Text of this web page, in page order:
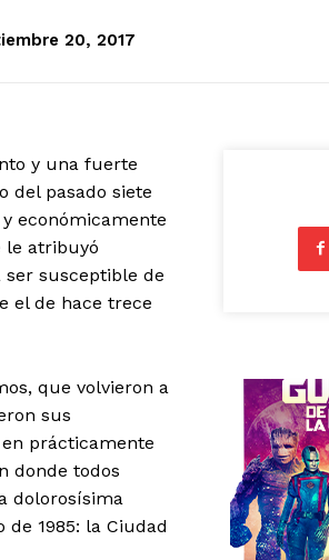
20, 2017
y una fuerte
del pasado siete
económicamente
le atribuyó
susceptible de
el de hace trece
que volvieron a
sus
prácticamente
donde todos
dolorosísima
1985: la Ciudad